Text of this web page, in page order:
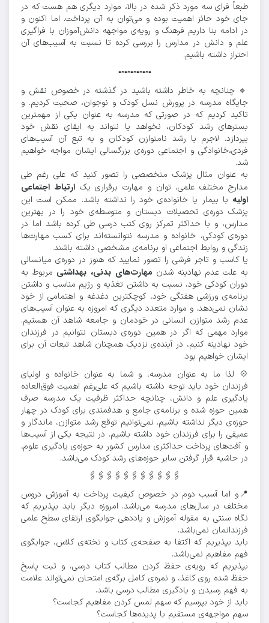
طبعاً فرای سه مورد ذکر شده در بالا، موارد دیگری هم هست که در
جای خود حائز اهمیت بوده و می‌توان به آن پرداخت. اما اکنون و
در ادامه بنا داریم فرهنگ و رویه‌ی مواجهه دانش‌آموزان با فراگیری
علم و دانش در مدارس را بررسی کرده تا نسبت به آسیب‌های آن
احتراز داشته باشیم.
▪️▫️▪️▫️▪️▫️▪️▫️▪️▫️▪️
🔹️ چنانچه به خاطر داشته باشید در گذشته در خصوص نقش و
جایگاه مدرسه در پرورش نسل کودک و نوجوان، صحبت کردیم. و
تاکید کردیم که در صورتی که مدرسه به عنوان یکی از مهمترین
بسترهای رشد کودکان، نخواهد یا نتواند به ایفای نقش خود
بپردازد. لاجرم با رشد نامتوازن کودکان و به تبع آن آسیب‌های
فردی،خانوادگی و اجتماعی دوره‌ی بزرگسالی ایشان مواجه خواهیم
شد.
به عنوان مثال پزشک متخصصی را تصور کنید که علی رغم طی
مدارج مختلف علمی، توان و مهارت برقراری یکارتباط اجتماعی
اولیه با بیمار یا خانواده‌ی خود را نداشته باشد. ممکن است این
پزشک دوره‌ی تحصیلات دبستان و متوسطه‌ی خود را در بهترین
مدارس، و با حداکثر تمرکز روی کتب درسی طی کرده باشد اما در
دوره‌ی کودکی، خانواده و مدرسه نتوانسته‌اند برای کسب مهارت‌ها
زندگی و روابط اجتماعی او برنامه‌ی مشخصی داشته باشند.
یا کاسب و تاجر فرشی را تصور نمایید که هنوز در دوره‌ی میانسالی
به علت عدم نهادینه شدن مهارت‌های بدنی، بهداشتی مربوط به
دوران کودکی خود، نسبت به داشتن تغذیه و رژیم مناسب و داشتن
برنامه‌ی ورزشی هفتگی خود، کوچکترین دغدغه و اهتمامی از خود
نشان نمی‌دهد. و موارد متعدد دیگری که امروزه به عنوان آسیب‌های
عدم رشد متوازن انسانی در خودمان و جامعه شاهد آن هستیم.
موارد مهمی که اگر در همین دوره‌ی دبستان نتوانیم در فرزندان
خود نهادینه کنیم، در آینده‌ی نزدیک همچنان شاهد تبعات آن برای
ایشان خواهیم بود.
💠 لذا ما به عنوان مدرسه، و شما به عنوان خانواده و اولیای
فرزندان خود باید توجه داشته باشیم که علی‌رغم اهمیت فوق‌العاده
یادگیری علم و دانش، چنانچه حداکثر ظرفیت یک مدرسه صرف
همین حوزه شده و برنامه‌ی جامع و هدفمندی برای کودک در چهار
حوزه‌ی دیگر نداشته باشیم. نمی‌توانیم توقع رشد متوازن، ماندگار و
عمیقی را برای فرزندان خود داشته باشیم. در نتیجه یکی از آسیب‌ها
و آفت‌های پرداخت حداکثری مدارس کشور به حوزه‌ی یادگیری علوم،
در حاشیه قرار گرفتن سایر حوزه‌های رشد کودک می‌باشد.
🖇🖇🖇🖇🖇🖇🖇🖇🖇🖇🖇
📍و اما آسیب دوم در خصوص کیفیت پرداخت به آموزش دروس
مختلف در سال‌های مدرسه می‌باشد. امروزه دیگر باید بپذیریم که
نگاه سنتی به مقوله آموزش و یاددهی جوابگوی ارتقای سطح علمی
فرزندانمان نمی‌باشد.
باید بپذیریم که اکتفا به صفحه‌ی کتاب و تخته‌ی کلاس، جوابگوی
فهم مفاهیم نمی‌باشد.
بپذیریم که رویه‌ی حفظ کردن مطالب کتاب درسی، و ثبت پاسخ
حفظ شده روی کاغذ، و نمره‌ی کامل برگه‌ی امتحان نمی‌تواند علامت
به فهم رسیدن و یادگیری مطالب درسی باشد.
باید از خود بپرسیم که سهم لمس کردن مفاهیم کجاست؟
سهم مواجهه‌ی مستقیم با پدیده‌ها کجاست؟